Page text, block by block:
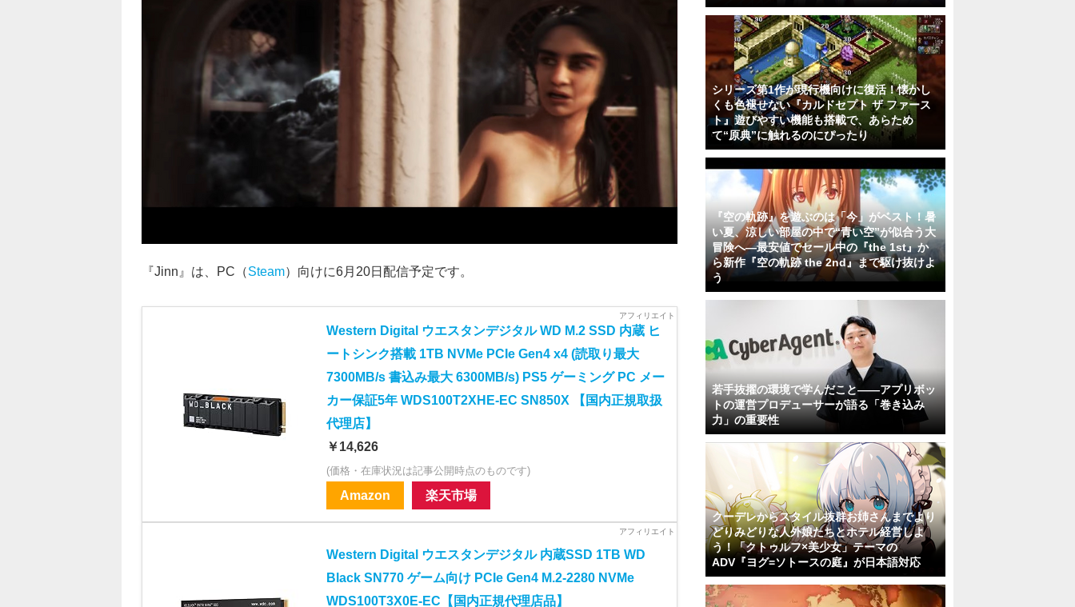
『Jinn』は、PC（Steam）向けに6月20日配信予定です。
Western Digital ウエスタンデジタル WD M.2 SSD 内蔵 ヒ
ートシンク搭載 1TB NVMe PCIe Gen4 x4 (読取り最大
7300MB/s 書込み最大 6300MB/s) PS5 ゲーミング PC メー
カー保証5年 WDS100T2XHE-EC SN850X 【国内正規取扱
代理店】
￥14,626
(価格・在庫状況は記事公開時点のものです)
Amazon 楽天市場
Western Digital ウエスタンデジタル 内蔵SSD 1TB WD
Black SN770 ゲーム向け PCIe Gen4 M.2-2280 NVMe
WDS100T3X0E-EC【国内正規代理店品】
シリーズ第1作が現行機向けに復活！懐かし
くも色褪せない『カルドセプト ザ ファース
ト』遊びやすい機能も搭載で、あらため
て“原典”に触れるのにぴったり
『空の軌跡』を遊ぶのは「今」がベスト！暑
い夏、涼しい部屋の中で“青い空”が似合う大
冒険へ―最安値でセール中の『the 1st』か
ら新作『空の軌跡 the 2nd』まで駆け抜けよ
う
若手抜擢の環境で学んだこと――アプリボッ
トの運営プロデューサーが語る「巻き込み
力」の重要性
クーデレからスタイル抜群お姉さんまでより
どりみどりな人外娘たちとホテル経営しよ
う！「クトゥルフ×美少女」テーマの
ADV『ヨグ=ソトースの庭』が日本語対応